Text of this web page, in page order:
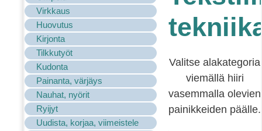
Virkkaus
Huovutus
Kirjonta
Tilkkutyöt
Kudonta
Painanta, värjäys
Nauhat, nyörit
Ryijyt
Uudista, korjaa, viimeistele
Valitse alakategoria
viemällä hiiri
vasemmalla olevien
painikkeiden päälle.